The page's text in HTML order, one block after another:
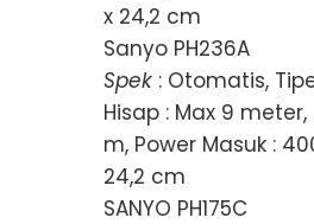
x 24,2 cm
Sanyo PH236A
Spek : Otomatis,
Hisap : Max 9
m, Power Masuk :
24,2 cm
SANYO PH175C